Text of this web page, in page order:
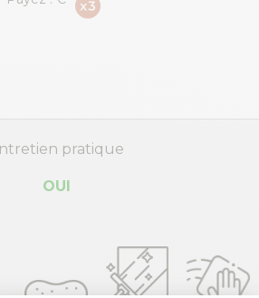
pratique
OUI